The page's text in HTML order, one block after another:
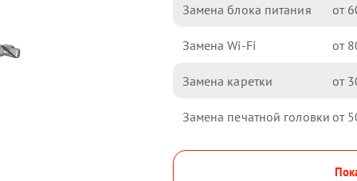
Замена блока питания
Замена Wi-Fi
Замена каретки
Замена печатной головки